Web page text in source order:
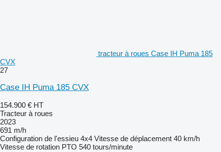
tracteur à roues Case IH Puma 185
CVX
27
Case IH Puma 185 CVX
154.900 € HT
Tracteur à roues
2023
691 m/h
Configuration de l'essieu 4x4 Vitesse de déplacement 40 km/h
Vitesse de rotation PTO 540 tours/minute